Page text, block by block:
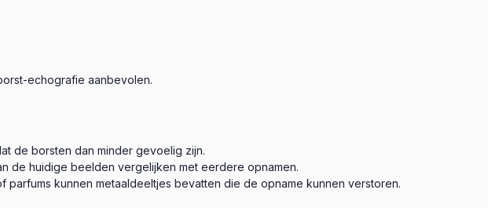
echografie aanbevolen.
de borsten dan minder gevoelig zijn.
de huidige beelden vergelijken met eerdere opnamen.
kunnen metaaldeeltjes bevatten die de opname kunnen verstoren.